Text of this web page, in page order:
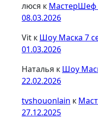
люся к МастерШеф
08.03.2026
Vit к Шоу Маска 7
01.03.2026
Наталья к Шоу
22.02.2026
tvshouonlain к
27.12.2025